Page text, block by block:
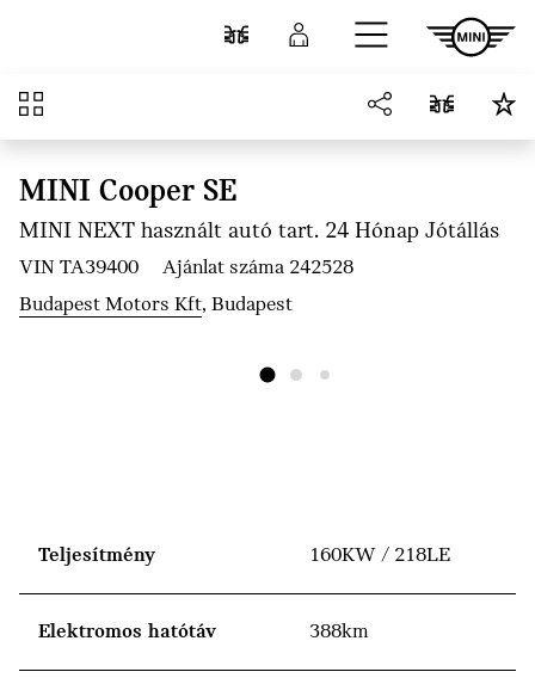
ÖsszehasonlításBejelentkezés
Áttekintés
MINI Cooper SE
MINI NEXT használt autó tart. 24 Hónap Jótállás
VIN TA39400
Ajánlat száma 242528
Budapest Motors Kft, Budapest
Teljesítmény 160KW / 218LE
Elektromos hatótáv 388km